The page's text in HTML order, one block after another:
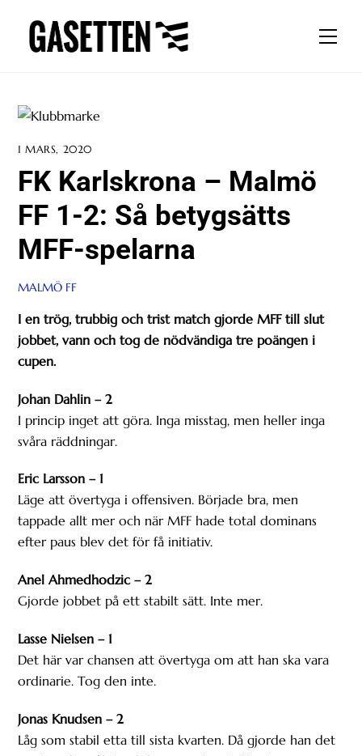
content
1 MARS, 2020
FK Karlskrona – Malmö
FF 1-2: Så betygsätts
MFF-spelarna
MALMÖ FF
I en trög, trubbig och trist match gjorde MFF till slut
jobbet, vann och tog de nödvändiga tre poängen i
cupen.
Johan Dahlin – 2
I princip inget att göra. Inga misstag, men heller inga
svåra räddningar.
Eric Larsson – 1
Läge att övertyga i offensiven. Började bra, men
tappade allt mer och när MFF hade total dominans
efter paus blev det för få initiativ.
Anel Ahmedhodzic – 2
Gjorde jobbet på ett stabilt sätt. Inte mer.
Lasse Nielsen – 1
Det här var chansen att övertyga om att han ska vara
ordinarie. Tog den inte.
Jonas Knudsen – 2
Låg som stabil etta till sista kvarten. Då gjorde han det